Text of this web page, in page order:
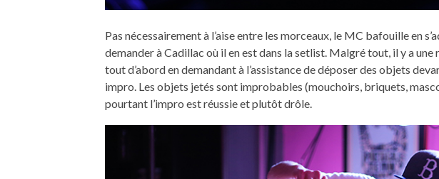
Pas nécessairement à l’aise entre les morceaux, le MC bafouille en
demander à Cadillac où il en est dans la setlist. Malgré tout, il y a une
tout d’abord en demandant à l’assistance de déposer des objets
impro. Les objets jetés sont improbables (mouchoirs, briquets,
pourtant l’impro est réussie et plutôt drôle.